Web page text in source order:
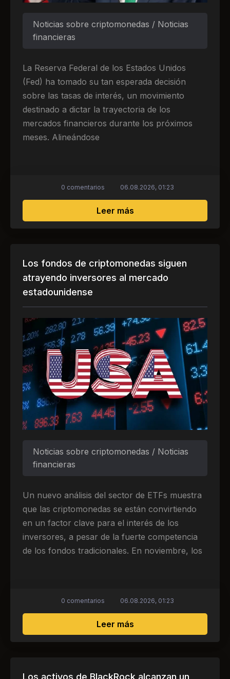
Noticias sobre criptomonedas / Noticias
financieras
La Reserva Federal de los Estados Unidos
(Fed) ha tomado su tan esperada decisión
sobre las tasas de interés, un movimiento
destinado a dictar la trayectoria de los
mercados financieros durante los próximos
meses. Alineándose
Leer mássobre Decisión
0 comentarios 06.08.2026, 01:23
Los fondos de criptomonedas siguen
atrayendo inversores al mercado
estadounidense
Noticias sobre criptomonedas / Noticias
financieras
Un nuevo análisis del sector de ETFs muestra
que las criptomonedas se están convirtiendo
en un factor clave para el interés de los
inversores, a pesar de la fuerte competencia
de los fondos tradicionales. En noviembre, los
Leer mássobre Los fondos de
0 comentarios 06.08.2026, 01:23
Los activos de BlackRock alcanzan un